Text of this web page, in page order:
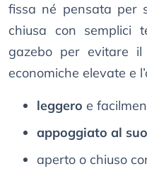
fissa né pensata per
chiusa con semplici
gazebo per evitare il
economiche elevate e
leggero e
appoggiato al
aperto o chiuso